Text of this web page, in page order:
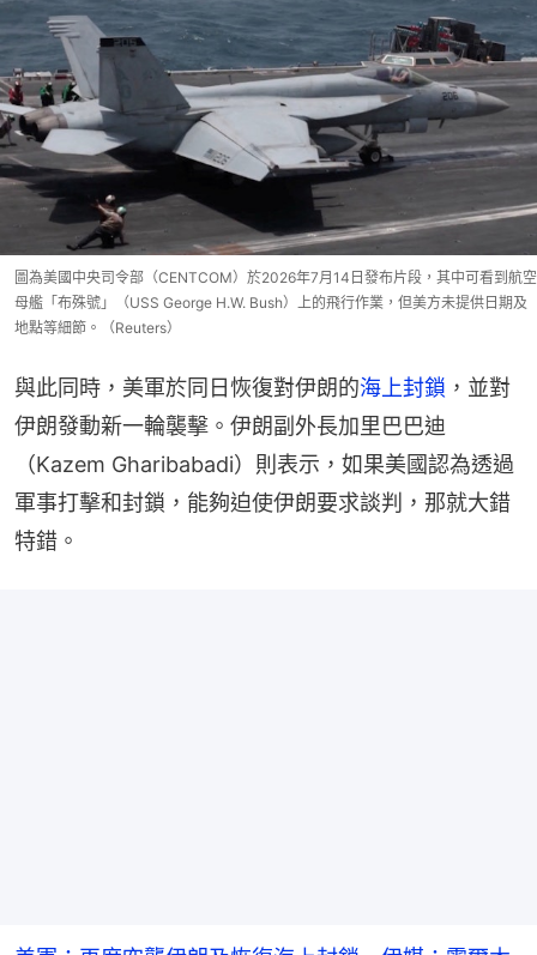
圖為美國中央司令部（CENTCOM）於2026年7月14日發布片段，其中可看到航空
母艦「布殊號」（USS George H.W. Bush）上的飛行作業，但美方未提供日期及
地點等細節。（Reuters）
與此同時，美軍於同日恢復對伊朗的海上封鎖 ，並對
伊朗發動新一輪襲擊。伊朗副外長加里巴巴迪
（Kazem Gharibabadi）則表示，如果美國認為透過
軍事打擊和封鎖，能夠迫使伊朗要求談判，那就大錯
特錯。